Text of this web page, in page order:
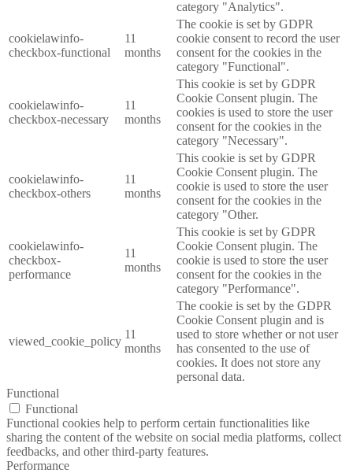
category "Analytics".
cookielawinfo-
checkbox-functional
11
months
The cookie is set by GDPR
cookie consent to record the user
consent for the cookies in the
category "Functional".
cookielawinfo-
checkbox-necessary
11
months
This cookie is set by GDPR
Cookie Consent plugin. The
cookies is used to store the user
consent for the cookies in the
category "Necessary".
cookielawinfo-
checkbox-others
11
months
This cookie is set by GDPR
Cookie Consent plugin. The
cookie is used to store the user
consent for the cookies in the
category "Other.
cookielawinfo-
checkbox-
performance
11
months
This cookie is set by GDPR
Cookie Consent plugin. The
cookie is used to store the user
consent for the cookies in the
category "Performance".
viewed_cookie_policy
11
months
The cookie is set by the GDPR
Cookie Consent plugin and is
used to store whether or not user
has consented to the use of
cookies. It does not store any
personal data.
Functional
Functional
Functional cookies help to perform certain functionalities like
sharing the content of the website on social media platforms, collect
feedbacks, and other third-party features.
Performance